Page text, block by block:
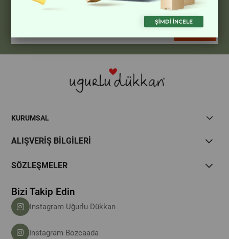
Size Özel Kampanyalar
Hemen Kayıt Ol Fırsatlardan Önce Sen Haberdar Ol!
KURUMSAL
ALIŞVERİŞ BİLGİLERİ
SÖZLEŞMELER
Bizi Takip Edin
Instagram Uğurlu Dükkan
Instagram Bozcaada